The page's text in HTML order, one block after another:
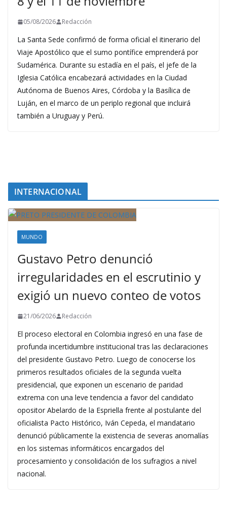
05/08/2026 Redacción
La Santa Sede confirmó de forma oficial el itinerario del
Viaje Apostólico que el sumo pontífice emprenderá por
Sudamérica. Durante su estadía en el país, el jefe de la
Iglesia Católica encabezará actividades en la Ciudad
Autónoma de Buenos Aires, Córdoba y la Basílica de
Luján, en el marco de un periplo regional que incluirá
también a Uruguay y Perú.
INTERNACIONAL
MUNDO
Gustavo Petro denunció
irregularidades en el escrutinio y
exigió un nuevo conteo de votos
21/06/2026 Redacción
El proceso electoral en Colombia ingresó en una fase de
profunda incertidumbre institucional tras las declaraciones
del presidente Gustavo Petro. Luego de conocerse los
primeros resultados oficiales de la segunda vuelta
presidencial, que exponen un escenario de paridad
extrema con una leve tendencia a favor del candidato
opositor Abelardo de la Espriella frente al postulante del
oficialista Pacto Histórico, Iván Cepeda, el mandatario
denunció públicamente la existencia de severas anomalías
en los sistemas informáticos encargados del
procesamiento y consolidación de los sufragios a nivel
nacional.